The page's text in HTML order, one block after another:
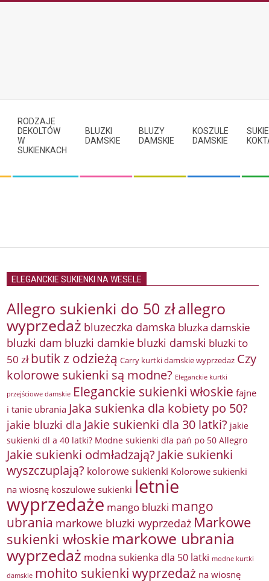
RODZAJE
DEKOLTÓW
W
SUKIENKACH
BLUZKI
DAMSKIE
BLUZY
DAMSKIE
KOSZULE
DAMSKIE
ELEGANCKIE SUKIENKI NA WESELE
Allegro sukienki do 50 złallegro
wyprzedaż bluzeczka damska bluzka damskie
bluzki dam bluzki damkie bluzki damski bluzki to
50 zł butik z odzieżą Carry kurtki damskie wyprzedaż Czy
kolorowe sukienki są modne? Eleganckie kurtki
przejściowe damskie Eleganckie sukienki włoskie fajne
i tanie ubrania Jaka sukienka dla kobiety po 50?
jakie bluzki dla Jakie sukienki dla 30 latki? jakie
sukienki dl a 40 latki? Modne sukienki dla pań po 50 Allegro
Jakie sukienki odmładzają? Jakie sukienki
wyszczuplają? kolorowe sukienki Kolorowe sukienki
na wiosnę koszulowe sukienki letnie
wyprzedaże mango bluzki mango
ubrania markowe bluzki wyprzedaż Markowe
sukienki włoskie markowe ubrania
wyprzedaż modna sukienka dla 50 latki modne kurtki
damskie mohito sukienki wyprzedaż na wiosnę